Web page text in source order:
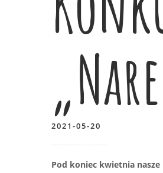
2021-05-20
Pod koniec kwietnia